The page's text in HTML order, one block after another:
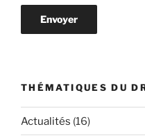
THÉMATIQUES DU
Actualités (16)